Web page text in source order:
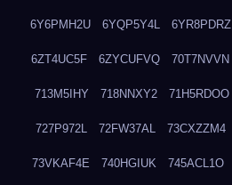
6Y6PMH2U 6YQP5Y4L 6YR8PDRZ
6ZT4UC5F 6ZYCUFVQ 70T7NVVN
713M5IHY 718NNXY2 71H5RDOO
727P972L 72FW37AL 73CXZZM4
73VKAF4E 740HGIUK 745ACL1O